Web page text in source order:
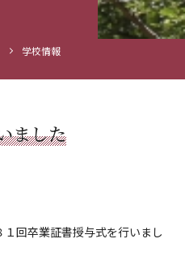
学校情報
ました
回卒業証書授与式を行いまし